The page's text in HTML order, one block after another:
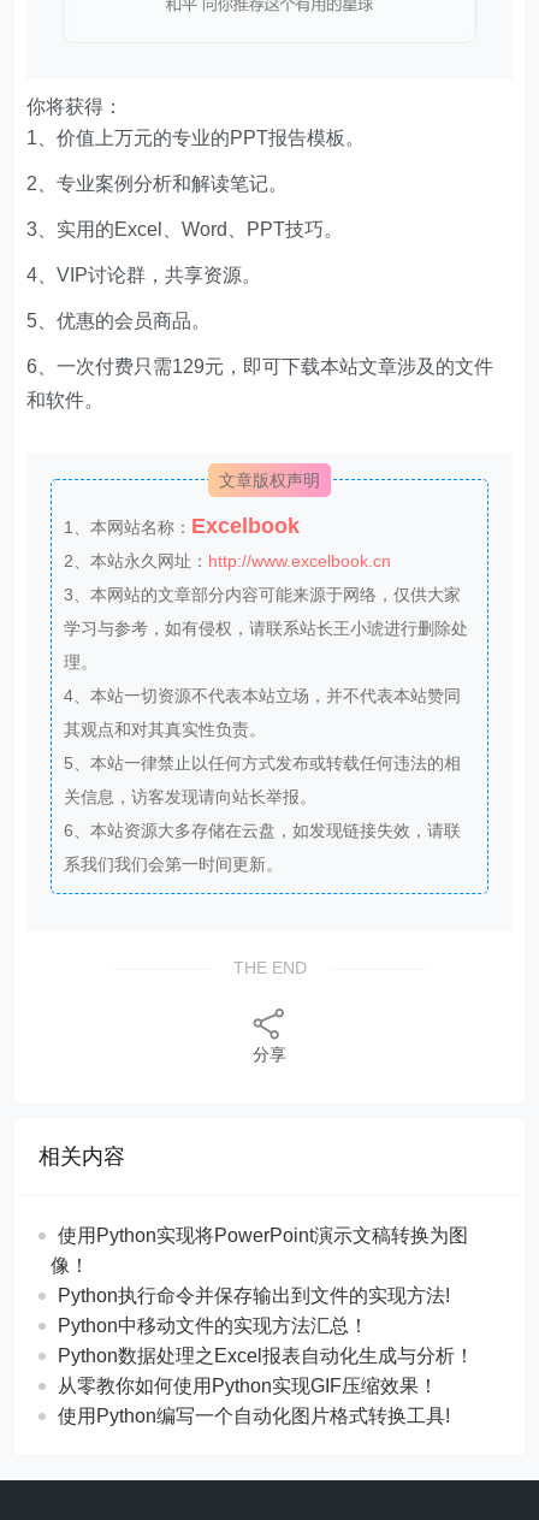
你将获得：
1、价值上万元的专业的PPT报告模板。
2、专业案例分析和解读笔记。
3、实用的Excel、Word、PPT技巧。
4、VIP讨论群，共享资源。
5、优惠的会员商品。
6、一次付费只需129元，即可下载本站文章涉及的文件
和软件。
文章版权声明
1、本网站名称： Excelbook
2、本站永久网址： http://www.excelbook.cn
3、本网站的文章部分内容可能来源于网络，仅供大家
学习与参考，如有侵权，请联系站长王小琥进行删除处
理。
4、本站一切资源不代表本站立场，并不代表本站赞同
其观点和对其真实性负责。
5、本站一律禁止以任何方式发布或转载任何违法的相
关信息，访客发现请向站长举报。
6、本站资源大多存储在云盘，如发现链接失效，请联
系我们我们会第一时间更新。
THE END
分享
相关内容
使用Python实现将PowerPoint演示文稿转换为图
像！
Python执行命令并保存输出到文件的实现方法!
Python中移动文件的实现方法汇总！
Python数据处理之Excel报表自动化生成与分析！
从零教你如何使用Python实现GIF压缩效果！
使用Python编写一个自动化图片格式转换工具!